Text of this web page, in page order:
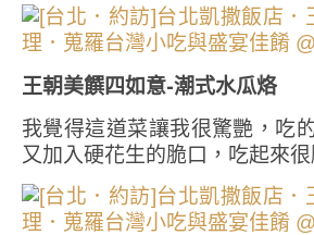
王朝美饌四如意-潮式水瓜烙
我覺得這道菜讓我很驚艷，吃
又加入硬花生的脆口，吃起來